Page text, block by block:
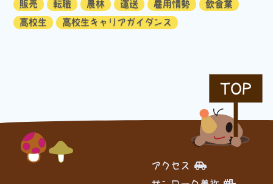
販売
転職 農林 運送 雇用情勢
飲食業
高校生
高校生キャリアガイダンス
TOP
アクセス